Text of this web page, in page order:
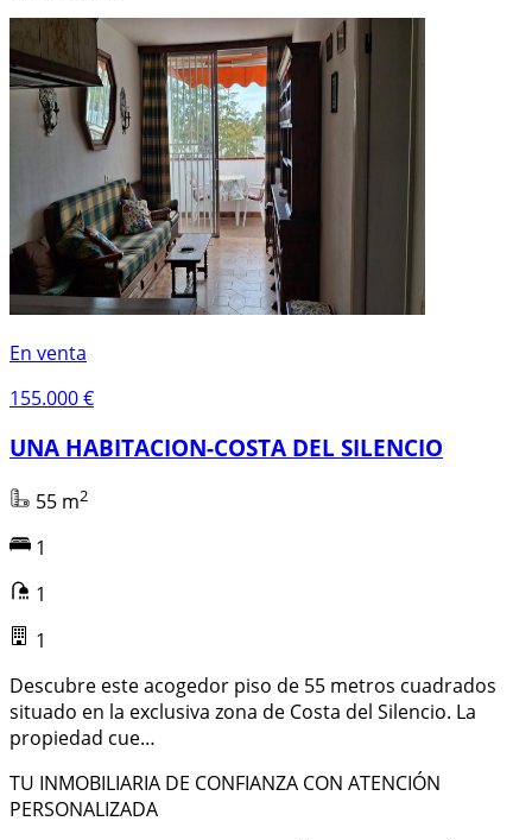
En venta
155.000 €
UNA HABITACION-COSTA DEL SILENCIO
55 m2
1
1
1
Descubre este acogedor piso de 55 metros cuadrados
situado en la exclusiva zona de Costa del Silencio. La
propiedad cue…
TU INMOBILIARIA DE CONFIANZA CON ATENCIÓN
PERSONALIZADA